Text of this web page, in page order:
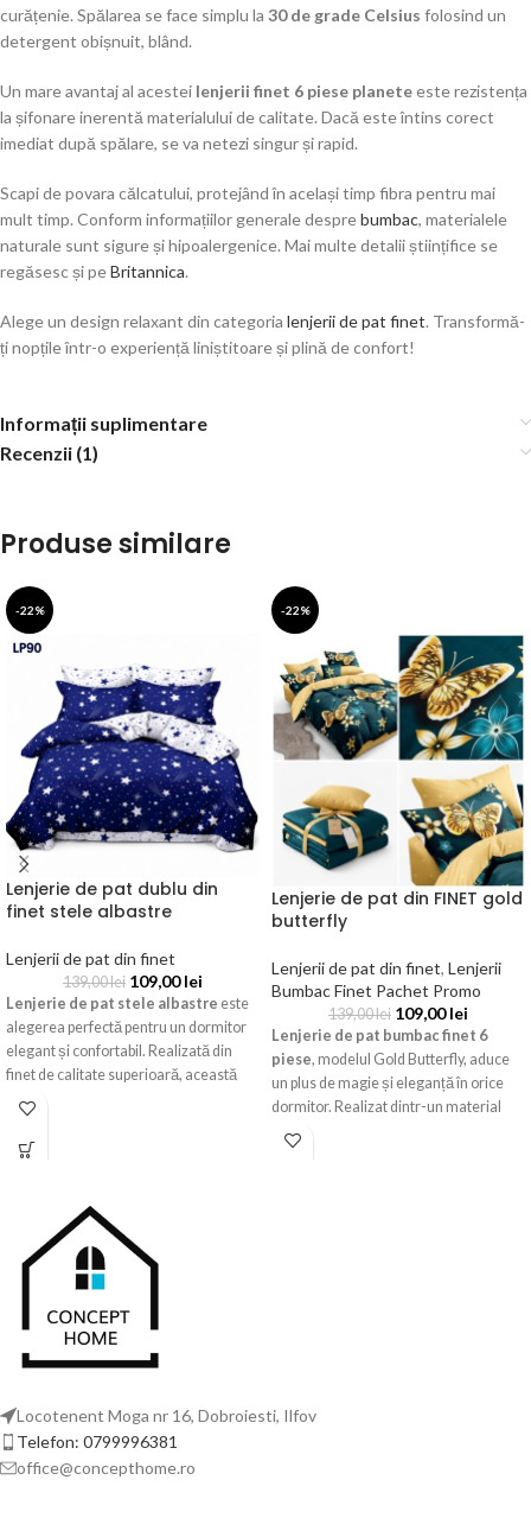
curățenie. Spălarea se face simplu la 30 de grade Celsius folosind un
detergent obișnuit, blând.
Un mare avantaj al acestei lenjerii finet 6 piese planeteeste rezistența
la șifonare inerentă materialului de calitate. Dacă este întins corect
imediat după spălare, se va netezi singur și rapid.
Scapi de povara călcatului, protejând în același timp fibra pentru mai
mult timp. Conform informațiilor generale desprebumbac, materialele
naturale sunt sigure și hipoalergenice. Mai multe detalii științifice se
regăsesc și peBritannica.
Alege un design relaxant din categoria lenjerii de pat finet. Transformă-
ți nopțile într-o experiență liniștitoare și plină de confort!
Informații suplimentare
Recenzii (1)
Produse similare
-22%
Lenjerie de pat dublu din
finet stele albastre
Lenjerii de pat din finet
139,00lei 109,00lei
Lenjerie de pat stele albastre este
alegerea perfectă pentru un dormitor
elegant și confortabil. Realizată din
finet de calitate superioară, această
lenjerie impresionează prin fundalul
oferind un aspect modern și relaxant.
utilizări repetate. Setul conține 6 piese,
fiind potrivit pentru paturi matrimoniale
și ideal pentru utilizarea zilnică.
Designul deosebit și culorile vii
transformă această
din finet stele albastre
alegere excelentă pentru orice
-22%
Lenjerie de pat din FINET gold
butterfly
Lenjerii de pat din finet, Lenjerii
Bumbac Finet Pachet Promo
139,00lei 109,00lei
Lenjerie de pat bumbac finet 6
piese, modelul Gold Butterfly, aduce
un plus de magie și eleganță în orice
dormitor. Realizat dintr-un material
extrem de moale și rezistent, acest set
Locotenent Moga nr 16, Dobroiesti, Ilfov
Telefon: 0799996381
office@concepthome.ro